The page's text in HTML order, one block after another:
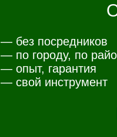
— без посредников
— по городу, по
— опыт, гарантия
— свой инструмент